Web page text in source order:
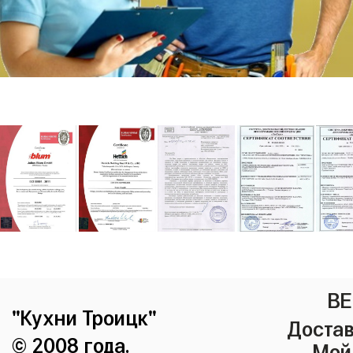
"Кухни Троицк"
© 2008 года.